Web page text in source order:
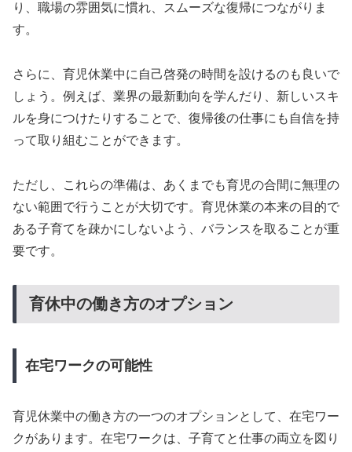
り、職場の雰囲気に慣れ、スムーズな復帰につながりま
す。
さらに、育児休業中に自己啓発の時間を設けるのも良いで
しょう。例えば、業界の最新動向を学んだり、新しいスキ
ルを身につけたりすることで、復帰後の仕事にも自信を持
って取り組むことができます。
ただし、これらの準備は、あくまでも育児の合間に無理の
ない範囲で行うことが大切です。育児休業の本来の目的で
ある子育てを疎かにしないよう、バランスを取ることが重
要です。
育休中の働き方のオプション
在宅ワークの可能性
育児休業中の働き方の一つのオプションとして、在宅ワー
クがあります。在宅ワークは、子育てと仕事の両立を図り